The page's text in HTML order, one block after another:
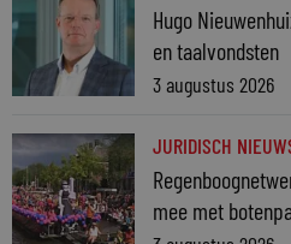
Hugo
en taalvondsten
3 augustus 2026
JURIDISCH
mee met